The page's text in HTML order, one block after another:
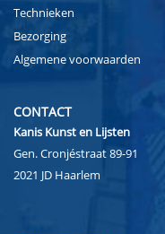
Technieken
Bezorging
Algemene voorwaarden
CONTACT
Kanis Kunst en Lijsten
Gen. Cronjéstraat 89-91
2021 JD Haarlem